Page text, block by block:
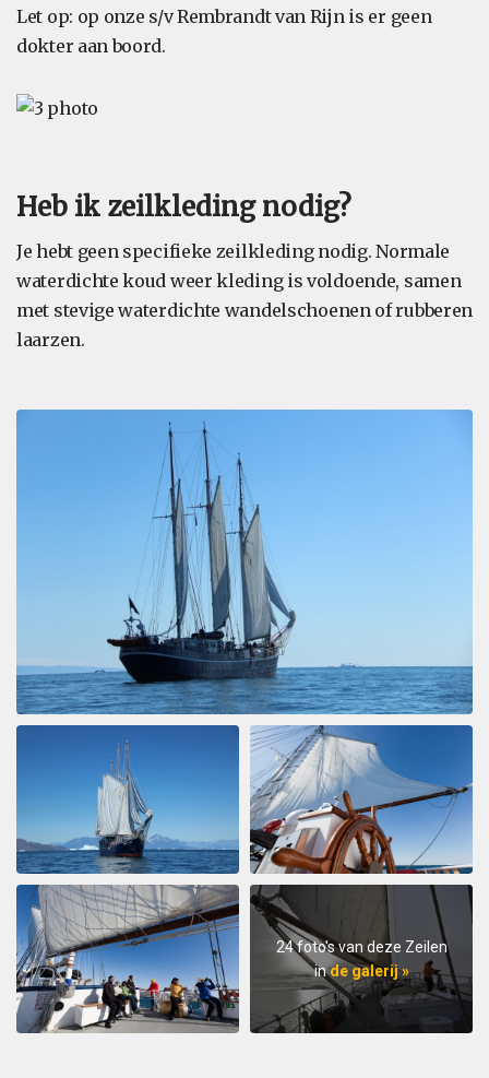
Let op: op onze s/v Rembrandt van Rijn is er geen
dokter aan boord.
Heb ik zeilkleding nodig?
Je hebt geen specifieke zeilkleding nodig. Normale
waterdichte koud weer kleding is voldoende, samen
met stevige waterdichte wandelschoenen of rubberen
laarzen.
24 foto's van deze Zeilen
inde galerij »